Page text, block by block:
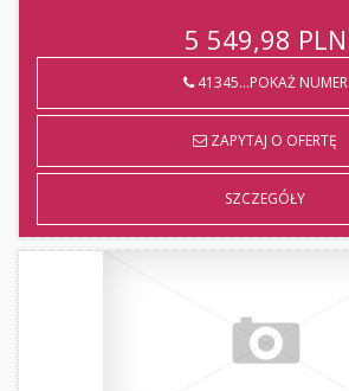
5 549,98 PLN
41345...POKAŻ NUMER
ZAPYTAJ O OFERTĘ
SZCZEGÓŁY